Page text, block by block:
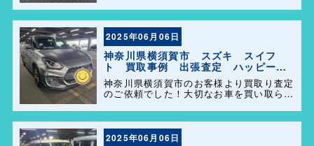
うございます。今後とも弊社の事をよろし
くお願いします＼(^o^)／
2025年06月06日
神奈川県横須賀市 スズキ スイフ
ト 買取事例 出張査定 ハッピーカ
ーズ港南店！
神奈川県横須賀市のお客様より買取り査定
のご依頼でした！大切なお車を買い取らせ
社の事をよろしくお願いします＼(^o^)／
2025年06月06日